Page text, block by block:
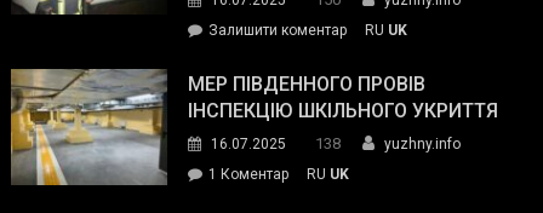
силових
та
органів:
«Наш
спільний
Залишити коментарon
ДСНС
власноруч
пожежу
у
RU UK
МЕР ПІВДЕННОГО ПРОВІВ
ІНСПЕКЦІЮ ШКІЛЬНОГО УКРИТТЯ
16.07.2025 138
yuzhny.info
1 Коментардо RU UK